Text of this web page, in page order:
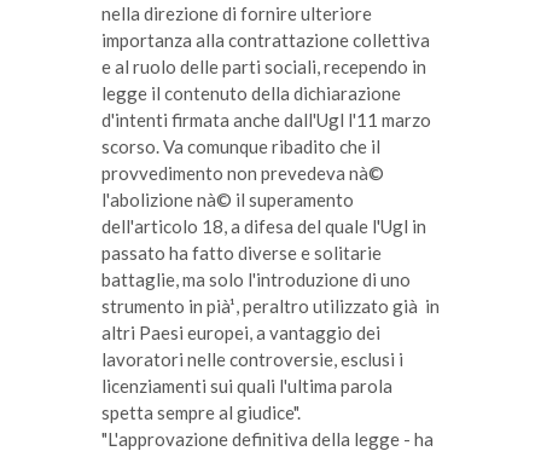
nella direzione di fornire ulteriore
importanza alla contrattazione collettiva
e al ruolo delle parti sociali, recependo in
legge il contenuto della dichiarazione
d'intenti firmata anche dall'Ugl l'11 marzo
scorso. Va comunque ribadito che il
provvedimento non prevedeva nà©
l'abolizione nà© il superamento
dell'articolo 18, a difesa del quale l'Ugl in
passato ha fatto diverse e solitarie
battaglie, ma solo l'introduzione di uno
strumento in pià¹, peraltro utilizzato già in
altri Paesi europei, a vantaggio dei
lavoratori nelle controversie, esclusi i
licenziamenti sui quali l'ultima parola
spetta sempre al giudice".
"L'approvazione definitiva della legge - ha